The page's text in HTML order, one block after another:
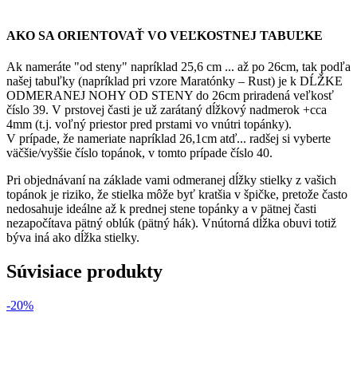
AKO SA ORIENTOVAŤ VO VEĽKOSTNEJ TABUĽKE
Ak nameráte "od steny" napríklad 25,6 cm ... až po 26cm, tak podľa
našej tabuľky (napríklad pri vzore Maratónky – Rust) je k DĹŽKE
ODMERANEJ NOHY OD STENY do 26cm priradená veľkosť
číslo 39. V prstovej časti je už zarátaný dĺžkový nadmerok +cca
4mm (t.j. voľný priestor pred prstami vo vnútri topánky).
V prípade, že nameriate napríklad 26,1cm atď... radšej si vyberte
väčšie/vyššie číslo topánok, v tomto prípade číslo 40.
Pri objednávaní na základe vami odmeranej dĺžky stielky z vašich
topánok je riziko, že stielka môže byť kratšia v špičke, pretože často
nedosahuje ideálne až k prednej stene topánky a v pätnej časti
nezapočítava pätný oblúk (pätný hák). Vnútorná dĺžka obuvi totiž
býva iná ako dĺžka stielky.
Súvisiace produkty
-20%